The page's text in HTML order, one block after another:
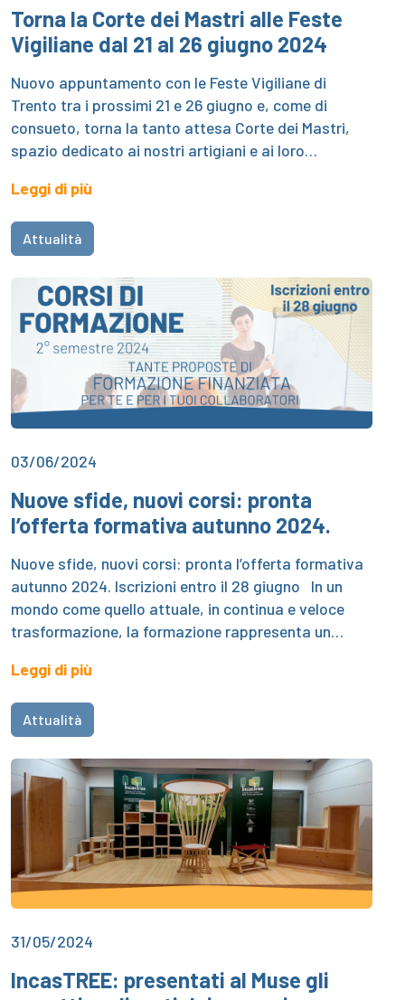
Torna la Corte dei Mastri alle Feste
Vigiliane dal 21 al 26 giugno 2024
Nuovo appuntamento con le Feste Vigiliane di
Trento tra i prossimi 21 e 26 giugno e, come di
consueto, torna la tanto attesa Corte dei Mastri,
spazio dedicato ai nostri artigiani e ai loro…
Leggi di più
Attualità
03/06/2024
Nuove sfide, nuovi corsi: pronta
l’offerta formativa autunno 2024.
Nuove sfide, nuovi corsi: pronta l’offerta formativa
autunno 2024. Iscrizioni entro il 28 giugno In un
mondo come quello attuale, in continua e veloce
trasformazione, la formazione rappresenta un…
Leggi di più
Attualità
31/05/2024
IncasTREE: presentati al Muse gli